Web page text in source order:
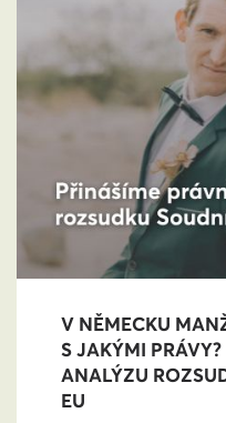
V NĚMECKU
S JAKÝMI
ANALÝZU
EU